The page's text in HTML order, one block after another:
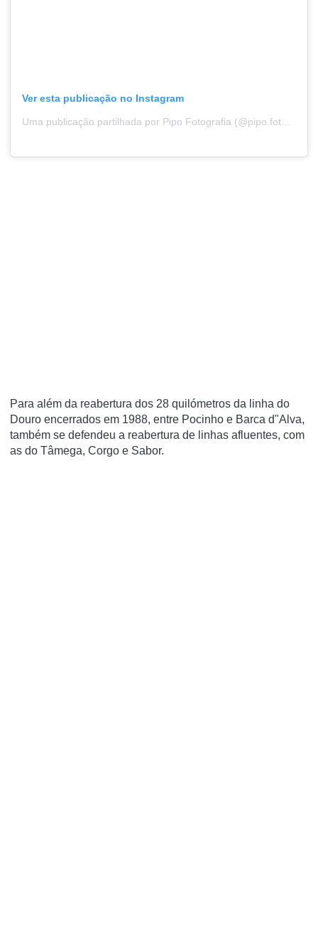
Ver esta publicação no Instagram
Para além da reabertura dos 28 quilómetros da linha do
Douro encerrados em 1988, entre Pocinho e Barca d"Alva,
também se defendeu a reabertura de linhas afluentes, com
as do Tâmega, Corgo e Sabor.